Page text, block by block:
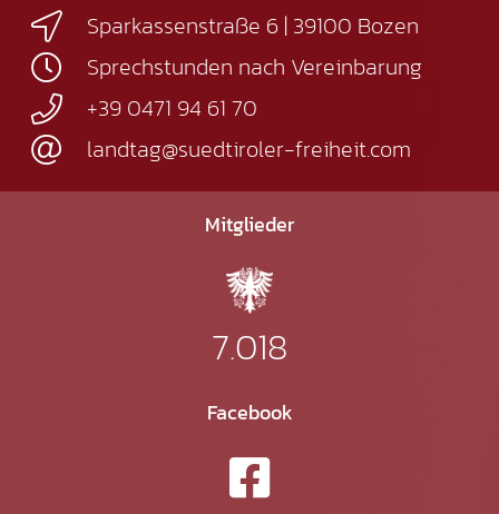
Sparkassenstraße 6 | 39100 Bozen
Sprechstunden nach Vereinbarung
+39 0471 94 61 70
landtag@suedtiroler-freiheit.com
Mitglieder
7.018
Facebook